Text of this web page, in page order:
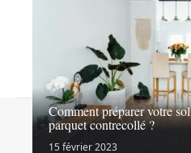
Comment préparer votre
parquet contrecollé ?
15 février 2023© 2026 |
Contact Mentions